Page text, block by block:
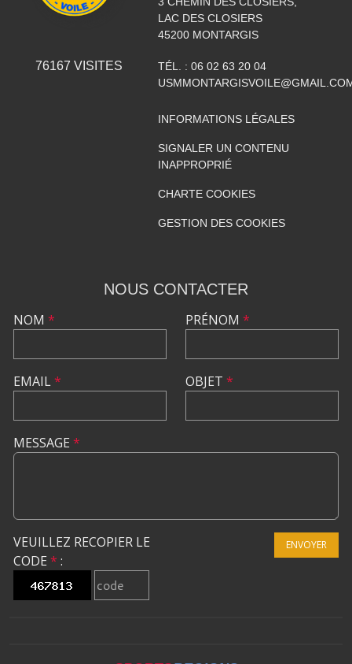
76167 VISITES
LAC DES CLOSIERS
45200 MONTARGIS
TÉL. : 06 02 63 20 04
INFORMATIONS LÉGALES
SIGNALER UN CONTENU
INAPPROPRIÉ
CHARTE COOKIES
GESTION DES COOKIES
NOUS CONTACTER
NOM *
EMAIL*
PRÉNOM *
OBJET *
MESSAGE *
VEUILLEZ RECOPIER LE
CODE * :
ENVOYER